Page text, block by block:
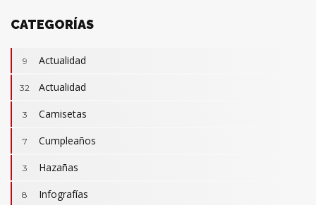
CATEGORÍAS
9 Actualidad
32 Actualidad
3 Camisetas
7 Cumpleaños
3 Hazañas
8 Infografías